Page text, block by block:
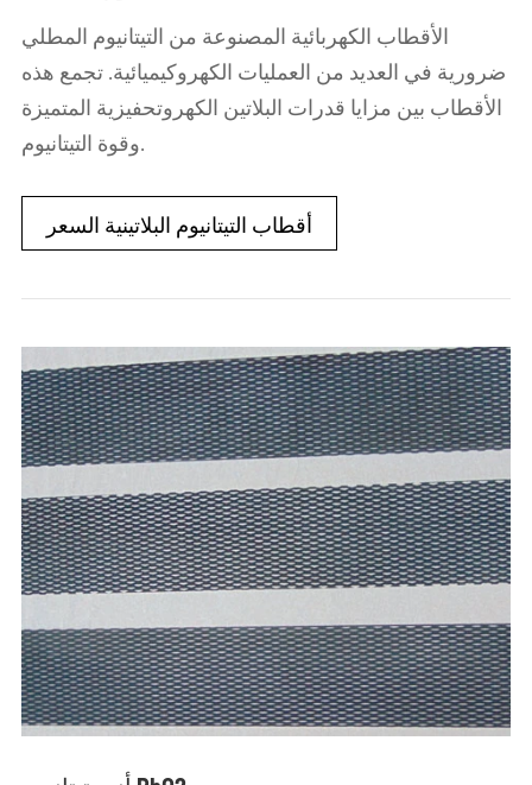
الأقطاب الكهربائية المصنوعة من التيتانيوم المطلي
ضرورية في العديد من العمليات الكهروكيميائية. تجمع هذه
الأقطاب بين مزايا قدرات البلاتين الكهروتحفيزية المتميزة
وقوة التيتانيوم.
أقطاب التيتانيوم البلاتينية السعر